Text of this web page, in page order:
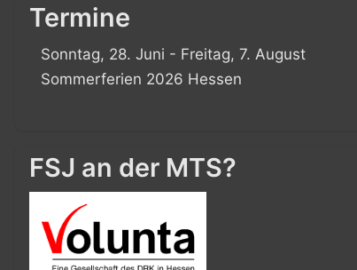
Termine
Sonntag, 28. Juni - Freitag, 7. August
Sommerferien 2026 Hessen
FSJ an der MTS?